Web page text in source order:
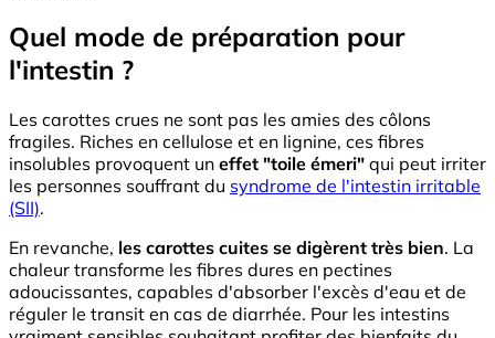
Quel mode de préparation pour
l'intestin ?
Les carottes crues ne sont pas les amies des côlons
fragiles. Riches en cellulose et en lignine, ces fibres
insolubles provoquent un effet "toile émeri" qui peut irriter
les personnes souffrant du syndrome de l'intestin irritable
(SII).
En revanche, les carottes cuites se digèrent très bien. La
chaleur transforme les fibres dures en pectines
adoucissantes, capables d'absorber l'excès d'eau et de
réguler le transit en cas de diarrhée. Pour les intestins